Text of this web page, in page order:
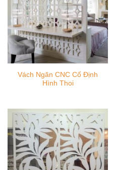
Vách Ngăn CNC Cố Định
Hình Thoi